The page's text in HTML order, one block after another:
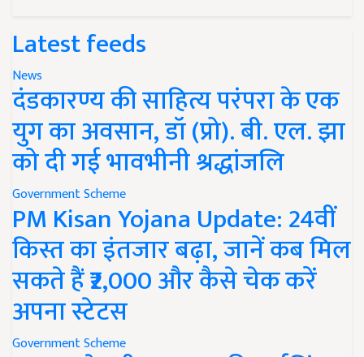
Latest feeds
News
दंडकारण्य की साहित्य परंपरा के एक
युग का अवसान, डॉ (प्रो). बी. एल. झा
को दी गई भावभीनी श्रद्धांजलि
Government Scheme
PM Kisan Yojana Update: 24वीं
किस्त का इंतजार बढ़ा, जानें कब मिल
सकते हैं ₹2,000 और कैसे चेक करें
अपना स्टेटस
Government Scheme